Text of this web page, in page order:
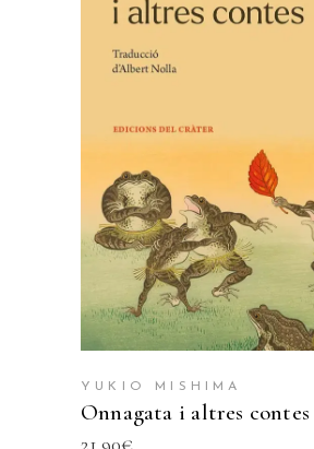
AFEGEIX A LA
YUKIO MISHIMA
Onnagata i altres contes
21,90€